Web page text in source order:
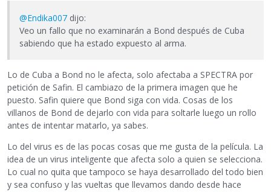
@Endika007 dijo:
Veo un fallo que no examinarán a Bond después de Cuba
sabiendo que ha estado expuesto al arma.
Lo de Cuba a Bond no le afecta, solo afectaba a SPECTRA por
petición de Safin. El cambiazo de la primera imagen que he
puesto. Safin quiere que Bond siga con vida. Cosas de los
villanos de Bond de dejarlo con vida para soltarle luego un rollo
antes de intentar matarlo, ya sabes.
Lo del virus es de las pocas cosas que me gusta de la película. La
idea de un virus inteligente que afecta solo a quien se selecciona.
Lo cual no quita que tampoco se haya desarrollado del todo bien
y sea confuso y las vueltas que llevamos dando desde hace